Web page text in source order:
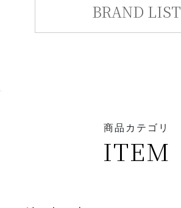
BRAND LIST
商品カテゴリ
ITEM